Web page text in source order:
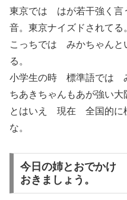
東京では はが若干強く
音。東京ナイズドされてる
こっちでは みかちゃん
る。
小学生の時 標準語では
ちあきちゃんもあが強い
とはいえ 現在 全国的に
な。
今日の姉とおでかけ
おきましょう。